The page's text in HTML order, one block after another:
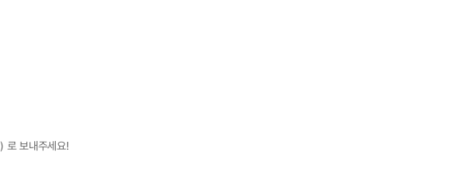
) 로 보내주세요!